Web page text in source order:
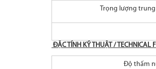
Trọng lượng
ÐẶC TÍNH KỸ THUẬT / TECHNICAL
Độ thấm